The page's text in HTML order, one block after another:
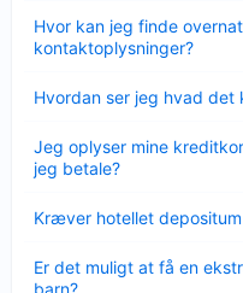
Hvor kan jeg finde
kontaktoplysninger?
Hvordan ser jeg hvad det
Jeg oplyser mine
jeg betale?
Kræver hotellet
Er det muligt at få en
barn?